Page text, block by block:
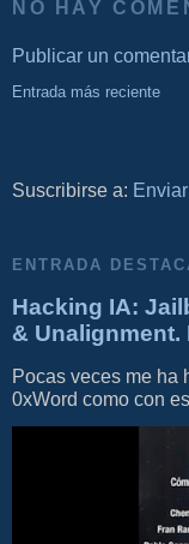
NO HAY
Publicar un
Entrada más reciente
Suscribirse a:
ENTRADA
Hacking IA:
&
Pocas veces me ha
0xWord como con